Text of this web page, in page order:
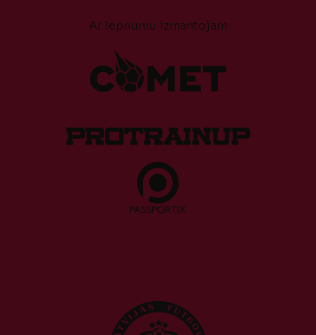
Ar lepnumu izmantojam